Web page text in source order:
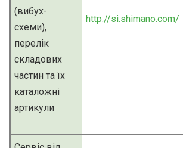
(вибух-
схеми),
перелік
складових
частин та їх
каталожні
артикули
http://si.shimano.com/